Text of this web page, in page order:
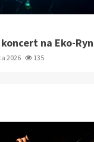
na Eko-
2026 135